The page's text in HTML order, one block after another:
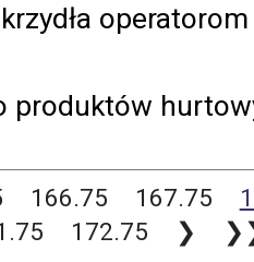
operatorom
produktów
166.75 167.75
172.75 ❯